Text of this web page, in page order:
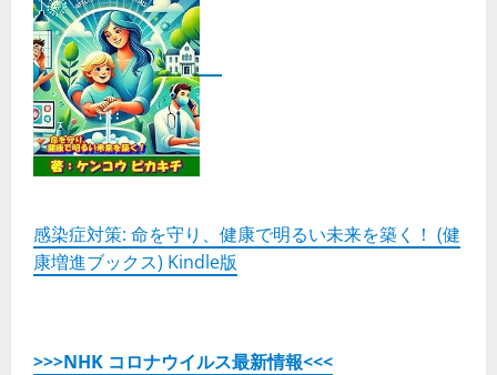
感染症対策: 命を守り、健康で明るい未来を築く！ (健
康増進ブックス) Kindle版
>>>NHK コロナウイルス最新情報<<<